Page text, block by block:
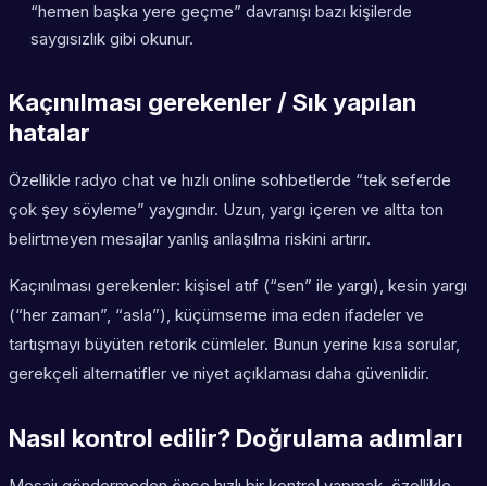
“hemen başka yere geçme” davranışı bazı kişilerde
saygısızlık gibi okunur.
Kaçınılması gerekenler / Sık yapılan
hatalar
Özellikle radyo chat ve hızlı online sohbetlerde “tek seferde
çok şey söyleme” yaygındır. Uzun, yargı içeren ve altta ton
belirtmeyen mesajlar yanlış anlaşılma riskini artırır.
Kaçınılması gerekenler: kişisel atıf (“sen” ile yargı), kesin yargı
(“her zaman”, “asla”), küçümseme ima eden ifadeler ve
tartışmayı büyüten retorik cümleler. Bunun yerine kısa sorular,
gerekçeli alternatifler ve niyet açıklaması daha güvenlidir.
Nasıl kontrol edilir? Doğrulama adımları